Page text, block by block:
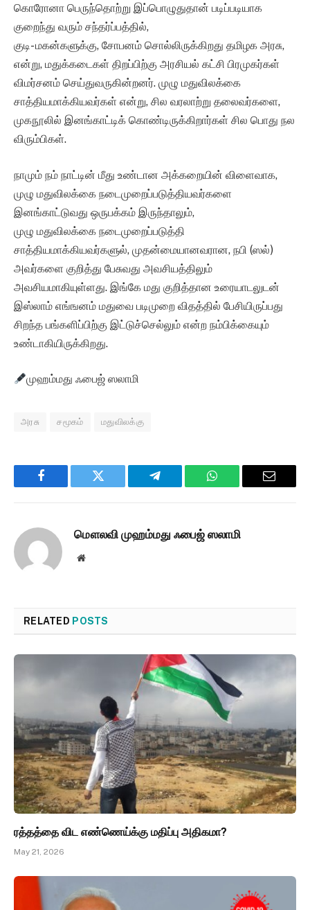
கொரோனா பெருந்தொற்று இப்பொழுதுதான் படிப்படியாக
குறைந்து வரும் சந்தர்ப்பத்தில்,
குடி- மகன்களுக்கு, சோபனம் சொல்லிருக்கிறது தமிழக அரசு,
என்று, மதுக்கடைகள் திறப்பிற்கு அரசியல் கட்சி பிரமுகர்கள்
விமர்சனம் செய்துவருகின்றனர். முழு மதுவிலக்கை
சாத்தியமாக்கியவர்கள் என்று, சில வரலாற்று தலைவர்களை,
முகநூலில் இனங்காட்டிக் கொண்டிருக்கிறார்கள் சில பொது நல
விரும்பிகள்.
நாமும் நம் நாட்டின் மீது உண்டான அக்கறையின் விளைவாக,
முழு மதுவிலக்கை நடைமுறைப்படுத்தியவர்களை
இனங்காட்டுவது ஒருபக்கம் இருந்தாலும்,
முழு மதுவிலக்கை நடைமுறைப்படுத்தி
சாத்தியமாக்கியவர்களுல், முதன்மையானவரான, நபி (ஸல்)
அவர்களை குறித்து பேசுவது அவசியத்திலும்
அவசியமாகியுள்ளது. இங்கே மது குறித்தான உரையாடலுடன்
இஸ்லாம் எங்ஙனம் மதுவை படிமுறை விதத்தில் பேசியிருப்பது
சிறந்த பங்களிப்பிற்கு இட்டுச்செல்லும் என்ற நம்பிக்கையும்
உண்டாகியிருக்கிறது.
முஹம்மது ஃபைஜ் ஸலாமி
அரசு சமூகம் மதுவிலக்கு
Facebook Twitter Telegram WhatsApp Email
மௌலவி முஹம்மது ஃபைஜ் ஸலாமி
Website
RELATED POSTS
ரத்தத்தை விட எண்ணெய்க்கு மதிப்பு அதிகமா?
May 21, 2026